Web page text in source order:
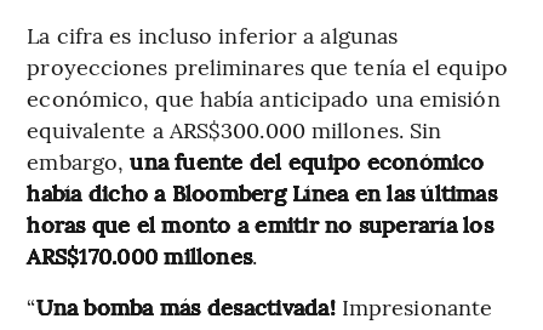
La cifra es incluso inferior a algunas
proyecciones preliminares que tenía el equipo
económico, que había anticipado una emisión
equivalente a ARS$300.000 millones. Sin
embargo,una fuente del equipo económico
había dicho a Bloomberg Línea en las últimas
horas que el monto a emitir no superaría los
ARS$170.000 millones.
“Una bomba más desactivada!Impresionante